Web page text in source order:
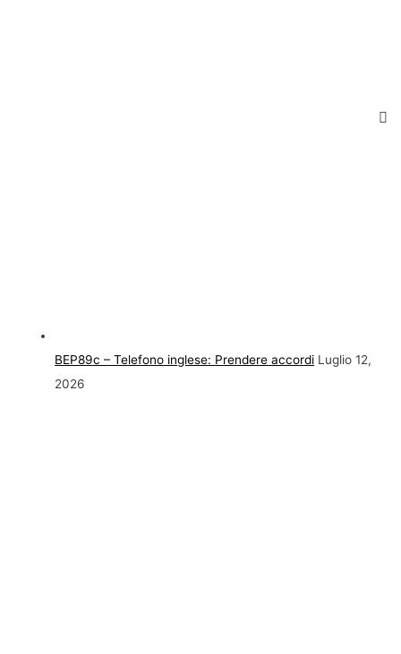
BEP89c – Telefono inglese: Prendere accordi Luglio 12,
2026